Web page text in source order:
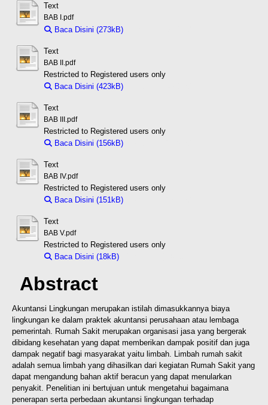
Text
BAB I.pdf
Baca Disini (273kB)
Text
BAB II.pdf
Restricted to Registered users only
Baca Disini (423kB)
Text
BAB III.pdf
Restricted to Registered users only
Baca Disini (156kB)
Text
BAB IV.pdf
Restricted to Registered users only
Baca Disini (151kB)
Text
BAB V.pdf
Restricted to Registered users only
Baca Disini (18kB)
Abstract
Akuntansi Lingkungan merupakan istilah dimasukkannya biaya
lingkungan ke dalam praktek akuntansi perusahaan atau lembaga
pemerintah. Rumah Sakit merupakan organisasi jasa yang bergerak
dibidang kesehatan yang dapat memberikan dampak positif dan juga
dampak negatif bagi masyarakat yaitu limbah. Limbah rumah sakit
adalah semua limbah yang dihasilkan dari kegiatan Rumah Sakit yang
dapat mengandung bahan aktif beracun yang dapat menularkan
penyakit. Penelitian ini bertujuan untuk mengetahui bagaimana
penerapan serta perbedaan akuntansi lingkungan terhadap